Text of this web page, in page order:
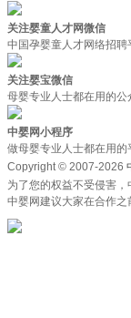
关注婴童人才网微信
中国孕婴童人才网络招聘
关注婴宝微信
母婴专业人士都在用的公
中婴网小程序
做母婴专业人士都在用的
Copyright © 2007-2026
为了您的权益不受侵害
中婴网建议大家在合作之